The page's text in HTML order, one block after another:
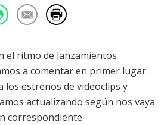
el ritmo de lanzamientos
a comentar en primer lugar.
los estrenos de videoclips y
actualizando según nos vaya
correspondiente.